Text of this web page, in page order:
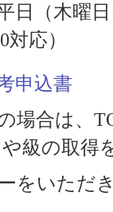
（木曜日
応）
申込書
合は、
級の取得
いただき